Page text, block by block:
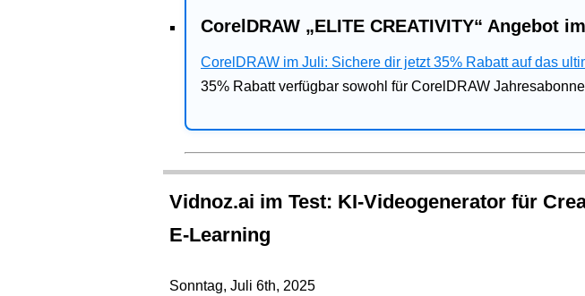
CorelDRAW „ELITE CREATIVITY“ Angebot
CorelDRAW im Juli: Sichere dir jetzt 35% Rabatt auf das
35% Rabatt verfügbar sowohl für CorelDRAW
Vidnoz.ai im Test: KI-Videogenerator für
E-Learning
Sonntag, Juli 6th, 2025